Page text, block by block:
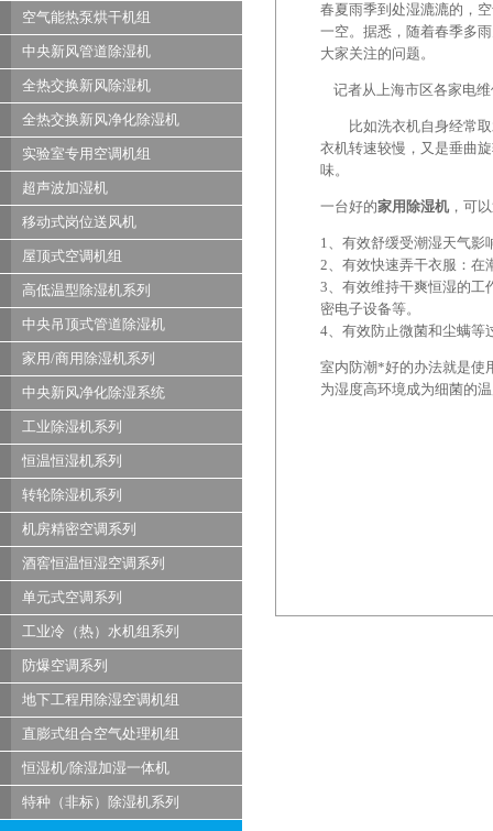
空气能热泵烘干机组
中央新风管道除湿机
全热交换新风除湿机
全热交换新风净化除湿机
实验室专用空调机组
超声波加湿机
移动式岗位送风机
屋顶式空调机组
高低温型除湿机系列
中央吊顶式管道除湿机
家用/商用除湿机系列
中央新风净化除湿系统
工业除湿机系列
恒温恒湿机系列
转轮除湿机系列
机房精密空调系列
酒窖恒温恒湿空调系列
单元式空调系列
工业冷（热）水机组系列
防爆空调系列
地下工程用除湿空调机组
直膨式组合空气处理机组
恒湿机/除湿加湿一体机
特种（非标）除湿机系列
春夏雨季到处湿漉漉的，
一空。据悉，随着春季多
大家关注的问题。
记者从上海市区各家电维
比如洗衣机自身经常取
衣机转速较慢，又是垂曲
味。
一台好的家用除湿机，可
1、有效舒缓受潮湿天气影
2、有效快速弄干衣服：在
3、有效维持干爽恒湿的工
密电子设备等。
4、有效防止微菌和尘螨等
室内防潮*好的办法就是使
为湿度高环境成为细菌的